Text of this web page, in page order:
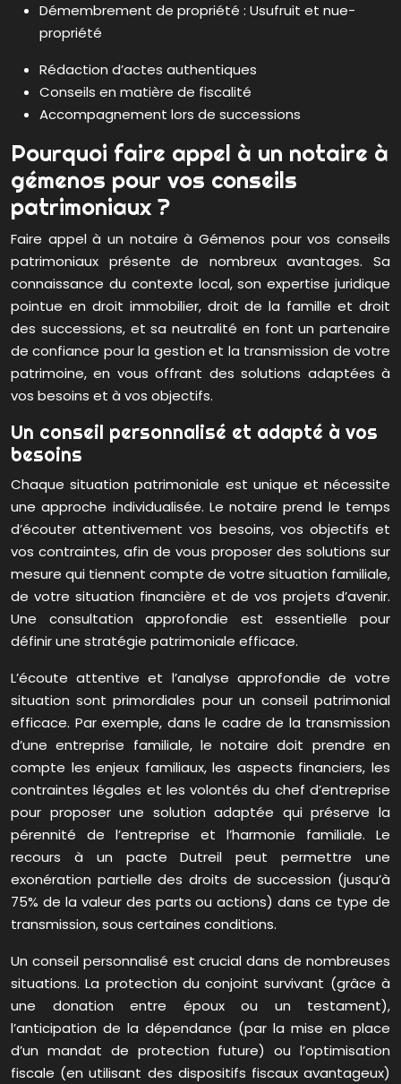
Démembrement de propriété : Usufruit et nue-
propriété
Rédaction d’actes authentiques
Conseils en matière de fiscalité
Accompagnement lors de successions
Pourquoi faire appel à un notaire à
gémenos pour vos conseils
patrimoniaux ?
Faire appel à un notaire à Gémenos pour vos conseils
patrimoniaux présente de nombreux avantages. Sa
connaissance du contexte local, son expertise juridique
pointue en droit immobilier, droit de la famille et droit
des successions, et sa neutralité en font un partenaire
de confiance pour la gestion et la transmission de votre
patrimoine, en vous offrant des solutions adaptées à
vos besoins et à vos objectifs.
Un conseil personnalisé et adapté à vos
besoins
Chaque situation patrimoniale est unique et nécessite
une approche individualisée. Le notaire prend le temps
d’écouter attentivement vos besoins, vos objectifs et
vos contraintes, afin de vous proposer des solutions sur
mesure qui tiennent compte de votre situation familiale,
de votre situation financière et de vos projets d’avenir.
Une consultation approfondie est essentielle pour
définir une stratégie patrimoniale efficace.
L’écoute attentive et l’analyse approfondie de votre
situation sont primordiales pour un conseil patrimonial
efficace. Par exemple, dans le cadre de la transmission
d’une entreprise familiale, le notaire doit prendre en
compte les enjeux familiaux, les aspects financiers, les
contraintes légales et les volontés du chef d’entreprise
pour proposer une solution adaptée qui préserve la
pérennité de l’entreprise et l’harmonie familiale. Le
recours à un pacte Dutreil peut permettre une
exonération partielle des droits de succession (jusqu’à
75% de la valeur des parts ou actions) dans ce type de
transmission, sous certaines conditions.
Un conseil personnalisé est crucial dans de nombreuses
situations. La protection du conjoint survivant (grâce à
une donation entre époux ou un testament),
l’anticipation de la dépendance (par la mise en place
d’un mandat de protection future) ou l’optimisation
fiscale (en utilisant des dispositifs fiscaux avantageux)